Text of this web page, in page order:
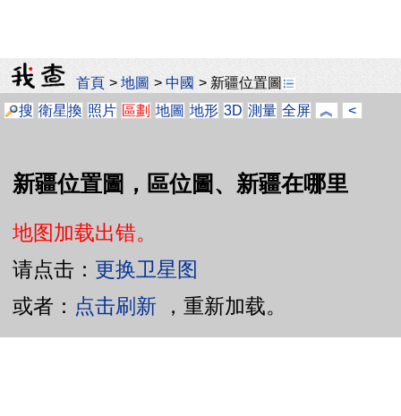
首頁 >地圖 >中國 > 新疆位置圖
搜 衛星換 照片 區劃 地圖 地形 3D 測量 全屏 ︽ <
新疆位置圖，區位圖、新疆在哪里
地图加载出错。
请点击： 更换卫星图
或者： 点击刷新 ，重新加载。